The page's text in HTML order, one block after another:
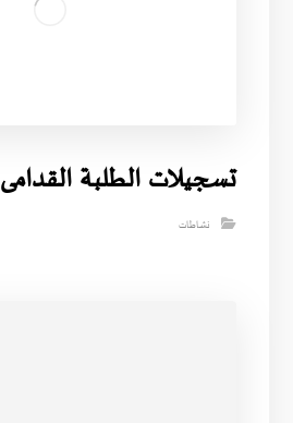
تسجيلات الطلبة القدامى
نشاطات